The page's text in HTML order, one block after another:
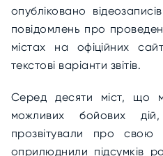
опубліковано
повідомлень про
містах на офіційних
текстові варіанти звітів.
Серед десяти міст, що
можливих бойових
прозвітували про
оприлюднили підсумків